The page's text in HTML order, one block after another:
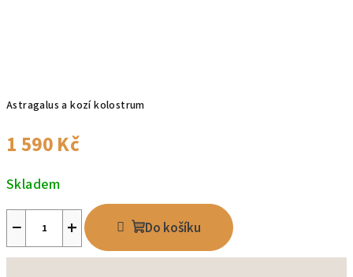
Astragalus a kozí kolostrum
1 590 Kč
Skladem
+
− Do košíku